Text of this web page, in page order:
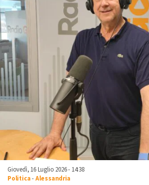
Giovedì, 16 Luglio 2026 - 14:38
Politica-Alessandria